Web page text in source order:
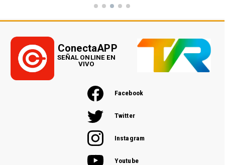
Facebook
Twitter
Instagram
Youtube
ConectaAPP
SEÑAL ONLINE EN
VIVO